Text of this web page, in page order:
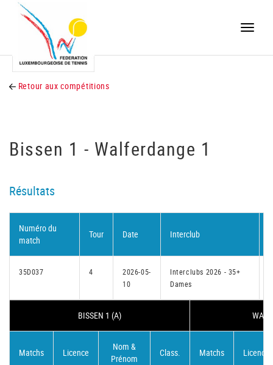
Toggle
Retour aux compétitions
Bissen 1 - Walferdange 1
Résultats
Numéro du
match
Tour Date Interclub
35D037 4
2026-05-
10
Interclubs 2026 - 35+
Dames
BISSEN 1 (A)
Matchs Licence
Nom &
Prénom
Class. Matchs Licence